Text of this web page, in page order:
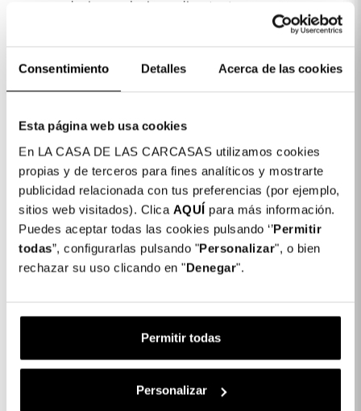
Consentimiento Detalles Acerca de las cookies
Esta página web usa cookies
En LA CASA DE LAS CARCASAS utilizamos cookies
propias y de terceros para fines analíticos y mostrarte
publicidad relacionada con tus preferencias (por ejemplo,
sitios web visitados). Clica AQUÍ para más información.
Puedes aceptar todas las cookies pulsando ‘’Permitir
todas”, configurarlas pulsando "Personalizar", o bien
rechazar su uso clicando en "Denegar".
Permitir todas
Personalizar
con un design esclusivo e divertente.
È una cover sottile, che non aggiunge peso o
spessore al tuo smartphone. Qualsiasi fantasia o
Spedizioni in 24/48 ore
A La Casa de las Carcasas abbiamo diversi metodi
Apple Pay, Google Pay, Klarna (quest'ultimo per
acquisti superiori a 30€).
Dettagli del prodotto
Colore: Argento
COLORES DISPONIBLES
Argento
Proteggi il tuo smartphone con le nostre nuove cover